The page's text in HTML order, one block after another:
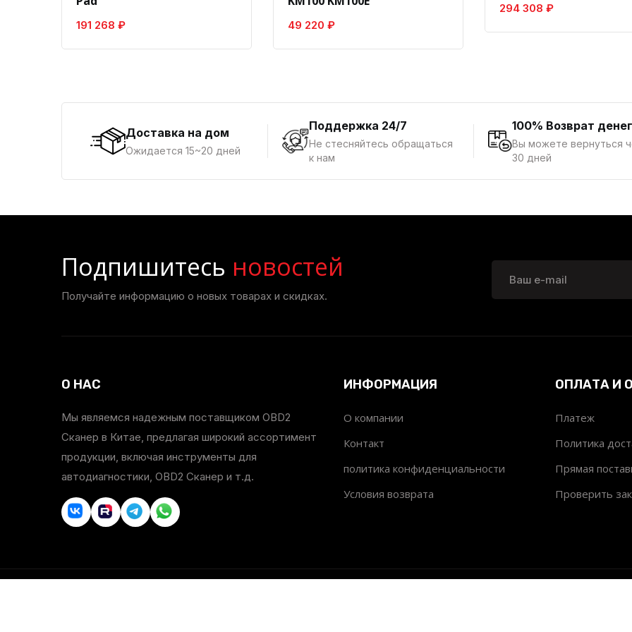
191 268 ₽ 49 220 ₽
294 308 ₽
Доставка на дом
Ожидается 15~20 дней
Поддержка 24/7
Не стесняйтесь обращаться
к нам
100% Возврат денег
Вы можете вернуться
30 дней
Подпишитесь новостей
Получайте информацию о новых товарах и скидках.
О НАС
Мы являемся надежным поставщиком OBD2
Сканер в Китае, предлагая широкий ассортимент
продукции, включая инструменты для
автодиагностики, OBD2 Сканер и т.д.
ИНФОРМАЦИЯ
О компании
Контакт
политика конфиденциальности
Условия возврата
ОПЛАТА И
Платеж
Политика
Прямая
Проверить